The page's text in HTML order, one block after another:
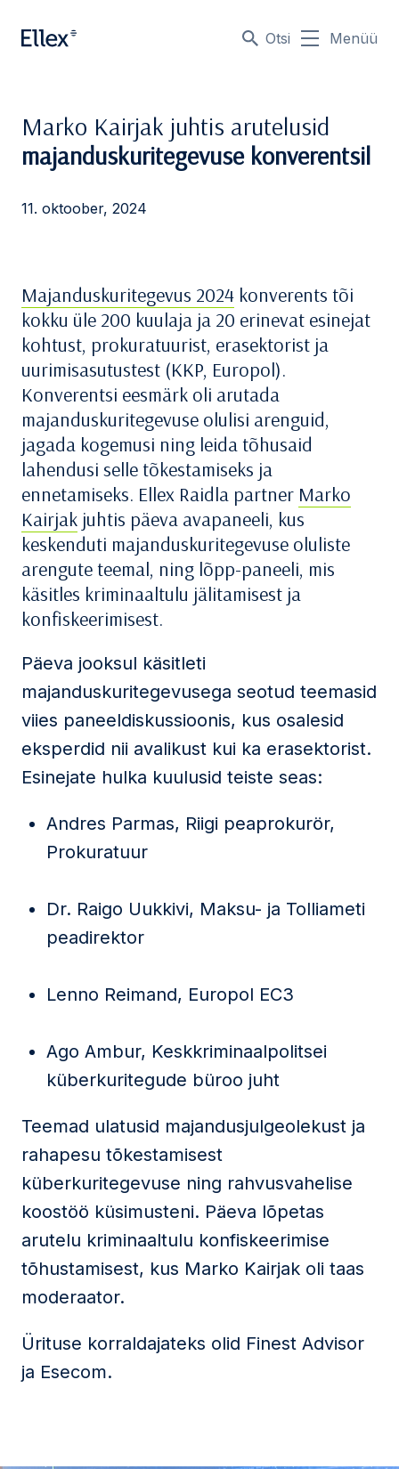
Otsi Menüü
Marko Kairjak juhtis arutelusid
majanduskuritegevuse konverentsil
11. oktoober, 2024
Majanduskuritegevus 2024 konverents tõi
kokku üle 200 kuulaja ja 20 erinevat esinejat
kohtust, prokuratuurist, erasektorist ja
uurimisasutustest (KKP, Europol).
Konverentsi eesmärk oli arutada
majanduskuritegevuse olulisi arenguid,
jagada kogemusi ning leida tõhusaid
lahendusi selle tõkestamiseks ja
ennetamiseks. Ellex Raidla partner Marko
Kairjak juhtis päeva avapaneeli, kus
keskenduti majanduskuritegevuse oluliste
arengute teemal, ning lõpp-paneeli, mis
käsitles kriminaaltulu jälitamisest ja
konfiskeerimisest.
Päeva jooksul käsitleti
majanduskuritegevusega seotud teemasid
viies paneeldiskussioonis, kus osalesid
eksperdid nii avalikust kui ka erasektorist.
Esinejate hulka kuulusid teiste seas:
Andres Parmas, Riigi peaprokurör,
Prokuratuur
Dr. Raigo Uukkivi, Maksu- ja Tolliameti
peadirektor
Lenno Reimand, Europol EC3
Ago Ambur, Keskkriminaalpolitsei
küberkuritegude büroo juht
Teemad ulatusid majandusjulgeolekust ja
rahapesu tõkestamisest
küberkuritegevuse ning rahvusvahelise
koostöö küsimusteni. Päeva lõpetas
arutelu kriminaaltulu konfiskeerimise
tõhustamisest, kus Marko Kairjak oli taas
moderaator.
Ürituse korraldajateks olid Finest Advisor
ja Esecom.